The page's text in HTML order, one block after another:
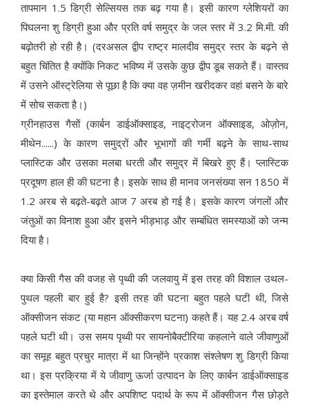
तापमान 1.5 डिग्री सेल्सियस तक बढ़ गया है। इसी कारण ग्लेशियरों का
पिघलना शु डिग्री हुआ और प्रति वर्ष समुद्र के जल स्तर में 3.2 मि.मी. की
बढ़ोतरी हो रही है। (दरअसल द्वीप राष्ट्र मालदीव समुद्र स्तर के बढ़ने से
बहुत चिंतित है क्योंकि निकट भविष्य में उसके कुछ द्वीप डूब सकते हैं। वास्तव
में उसने ऑस्ट्रेलिया से पूछा है कि क्या वह ज़मीन खरीदकर वहां बसने के बारे
में सोच सकता है।)
ग्रीनहाउस गैसों (कार्बन डाईऑक्साइड, नाइट्रोजन ऑक्साइड, ओज़ोन,
मीथेन......) के कारण समुद्रों और भूभागों की गर्मी बढ़ने के साथ-साथ
प्लास्टिक और उसका मलबा धरती और समुद्र में बिखरे हुए हैं। प्लास्टिक
प्रदूषण हाल ही की घटना है। इसके साथ ही मानव जनसंख्या सन 1850 में
1.2 अरब से बढ़ते-बढ़ते आज 7 अरब हो गई है। इसके कारण जंगलों और
जंतुओं का विनाश हुआ और इसने भीड़भाड़ और सम्बंधित समस्याओं को जन्म
दिया है।
क्या किसी गैस की वजह से पृथ्वी की जलवायु में इस तरह की विशाल उथल-
पुथल पहली बार हुई है? इसी तरह की घटना बहुत पहले घटी थी, जिसे
ऑक्सीजन संकट (या महान ऑक्सीकरण घटना) कहते हैं। यह 2.4 अरब वर्ष
पहले घटी थी। उस समय पृथ्वी पर सायनोबैक्टीरिया कहलाने वाले जीवाणुओं
का समूह बहुत प्रचुर मात्रा में था जिन्होंने प्रकाश संश्लेषण शु डिग्री किया
था। इस प्रक्रिया में ये जीवाणु ऊर्जा उत्पादन के लिए कार्बन डाईऑक्साइड
का इस्तेमाल करते थे और अपशिष्ट पदार्थ के रूप में ऑक्सीजन गैस छोड़ते